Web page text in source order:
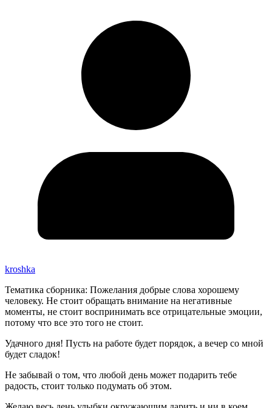
kroshka
Тематика сборника: Пожелания добрые слова хорошему
человеку. Не стоит обращать внимание на негативные
моменты, не стоит воспринимать все отрицательные эмоции,
потому что все это того не стоит.
Удачного дня! Пусть на работе будет порядок, а вечер со мной
будет сладок!
Не забывай о том, что любой день может подарить тебе
радость, стоит только подумать об этом.